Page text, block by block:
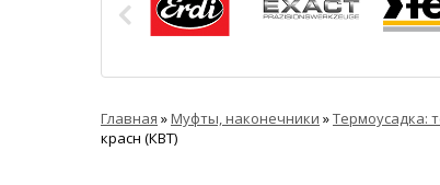
Главная »Муфты, наконечники »Термоусадка:
красн (КВТ)